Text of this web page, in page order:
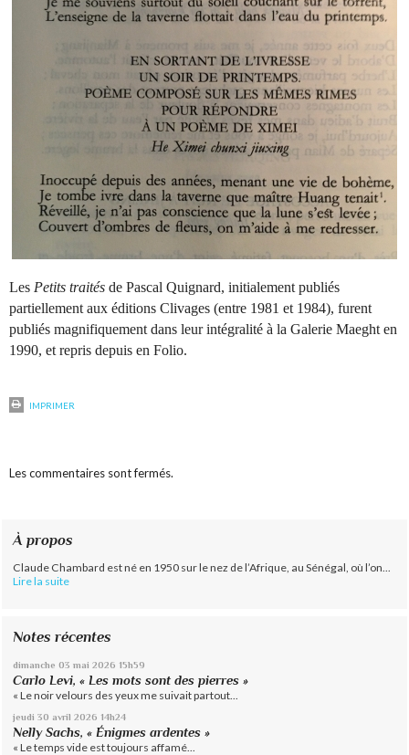
Les Petits traités de Pascal Quignard, initialement publiés
partiellement aux éditions Clivages (entre 1981 et 1984), furent
publiés magnifiquement dans leur intégralité à la Galerie Maeght en
1990, et repris depuis en Folio.
IMPRIMER
Les commentaires sont fermés.
À propos
Claude Chambard est né en 1950 sur le nez de l’Afrique, au Sénégal, où l’on...
Lire la suite
Notes récentes
dimanche 03 mai 2026 15h59
Carlo Levi, « Les mots sont des pierres »
« Le noir velours des yeux me suivait partout...
jeudi 30 avril 2026 14h24
Nelly Sachs, « Énigmes ardentes »
« Le temps vide est toujours affamé...